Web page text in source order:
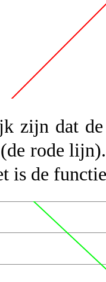
zijn dat
rode
is de